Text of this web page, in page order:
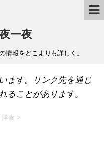
一夜
情報をどこよりも詳しく。
ます。リンク先を通じ
ることがあります。
洋食 >